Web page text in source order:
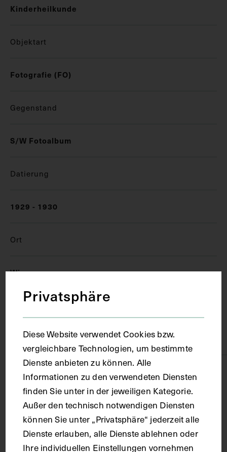
Kinderheilkunde
Objektart
Fotografie (FO)
Gegenstand
S/W Fotoalbum
Datierung
1929 - 1930
Ort
Wien
Karton, Papier
Fotografie
Maße
Privatsphäre
Diese Website verwendet Cookies bzw.
vergleichbare Technologien, um bestimmte
Dienste anbieten zu können. Alle
Informationen zu den verwendeten Diensten
finden Sie unter in der jeweiligen Kategorie.
Außer den technisch notwendigen Diensten
können Sie unter „Privatsphäre“ jederzeit alle
Dienste erlauben, alle Dienste ablehnen oder
Ihre individuellen Einstellungen vornehmen